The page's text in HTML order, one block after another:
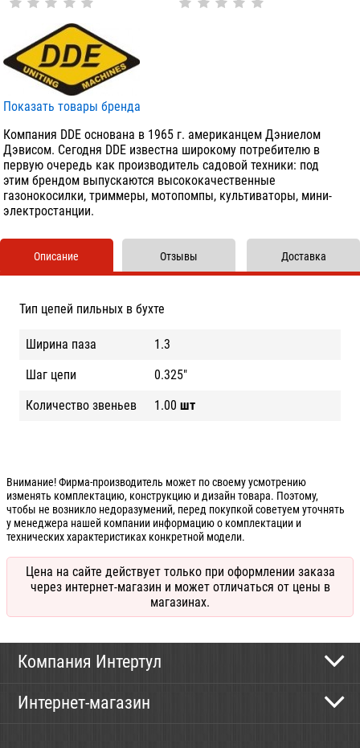
Показать товары бренда
Компания DDE основана в 1965 г. американцем Дэниелом
Дэвисом. Сегодня DDE известна широкому потребителю в
первую очередь как производитель садовой техники: под
этим брендом выпускаются высококачественные
газонокосилки, триммеры, мотопомпы, культиваторы, мини-
электростанции.
Описание
Тип цепей пильных в бухте
Ширина паза
1.3
Шаг цепи
0.325"
Количество звеньев
1.00 шт
Отзывы Доставка
Внимание! Фирма-производитель может по своему усмотрению
изменять комплектацию, конструкцию и дизайн товара. Поэтому,
чтобы не возникло недоразумений, перед покупкой советуем уточнять
у менеджера нашей компании информацию о комплектации и
технических характеристиках конкретной модели.
Цена на сайте действует только при оформлении заказа
через интернет-магазин и может отличаться от цены в
магазинах.
Компания Интертул
Новости
Интернет-магазин